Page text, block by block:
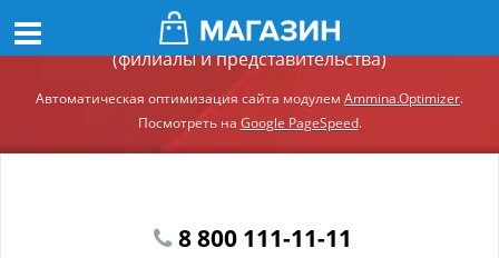
Демонстрационный сайт модуля Ammina.Регионы
(филиалы и представительства)
Автоматическая оптимизация сайта модулем Ammina.Optimizer.
Посмотреть на Google PageSpeed.
8 800 111-11-11